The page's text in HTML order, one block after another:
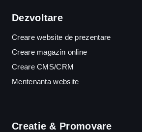
Dezvoltare
Creare website de prezentare
Creare magazin online
Creare CMS/CRM
Mentenanta website
Creatie & Promovare